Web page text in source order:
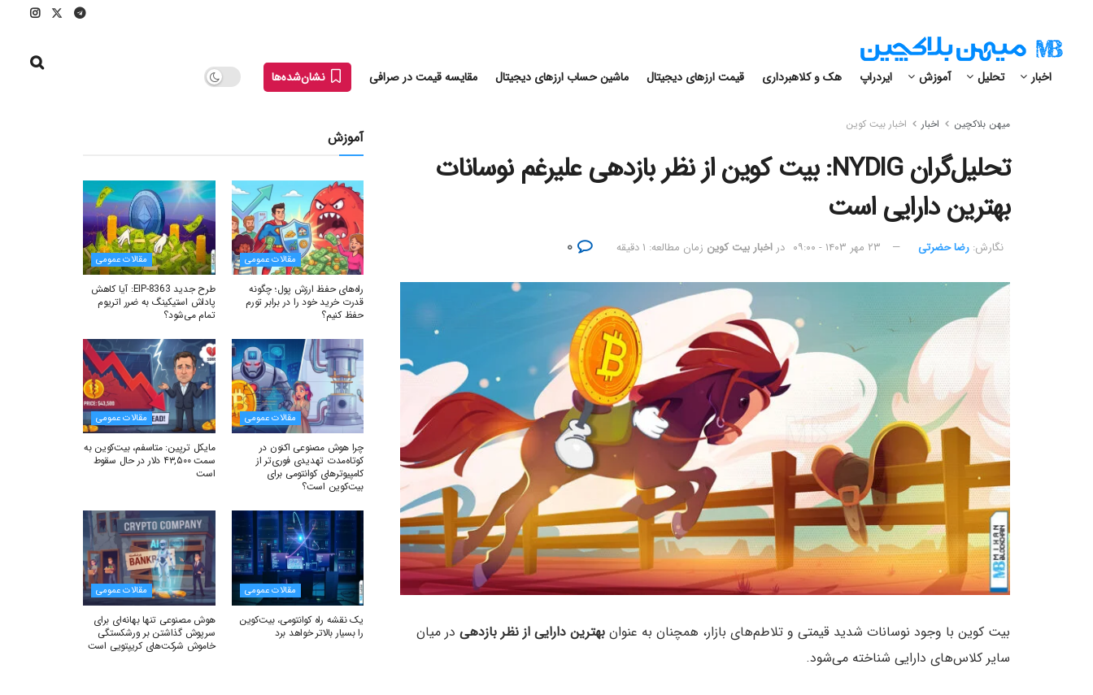
اخبار تحلیل آموزش ایردراپ هک و کلاهبرداری قیمت ارزهای دیجیتال ماشین حساب ارزهای دیجیتال مقایسه قیمت در صرافی نشان‌شده‌ها
میهن بلاکچین اخبار اخبار بیت کوین
تحلیل‌گران NYDIG: بیت کوین از نظر بازدهی علیرغم نوسانات
بهترین دارایی است
نگارش:‌ رضا حضرتی ۲۳ مهر ۱۴۰۳ - ۰۹:۰۰ در اخبار بیت کوین زمان مطالعه: ۱ دقیقه
بیت کوین با وجود نوسانات شدید قیمتی و تلاطم‌های بازار، همچنان به عنوان بهترین دارایی از نظر بازدهی در میان
سایر کلاس‌های دارایی شناخته می‌شود.
آموزش
مقالات عمومی
راه‌های حفظ ارزش پول؛ چگونه
قدرت خرید خود را در برابر تورم
حفظ کنیم؟
مقالات عمومی
طرح جدید EIP-8363: آیا کاهش
پاداش استیکینگ به ضرر اتریوم
تمام می‌شود؟
مقالات عمومی
چرا هوش مصنوعی اکنون در
کوتاه‌مدت تهدیدی فوری‌تر از
کامپیوترهای کوانتومی برای
بیت‌کوین است؟
مقالات عمومی
مایکل ترپین: متاسفم، بیت‌کوین به
سمت ۴۳,۵۰۰ دلار در حال سقوط
است
مقالات عمومی
یک نقشه راه کوانتومی، بیت‌کوین
را بسیار بالاتر خواهد برد
مقالات عمومی
هوش مصنوعی تنها بهانه‌ای برای
سرپوش گذاشتن بر ورشکستگی
خاموش شرکت‌های کریپتویی است